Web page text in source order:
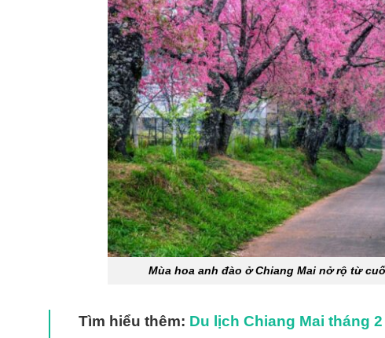
Mùa hoa anh đào ở Chiang Mai nở rộ từ
Tìm hiểu thêm: Du lịch Chiang Mai tháng